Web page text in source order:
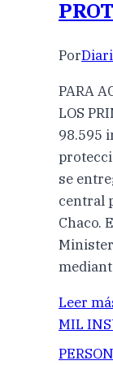
Por
PARA
LOS
98.595
se
central
Chaco.
Leer
MIL